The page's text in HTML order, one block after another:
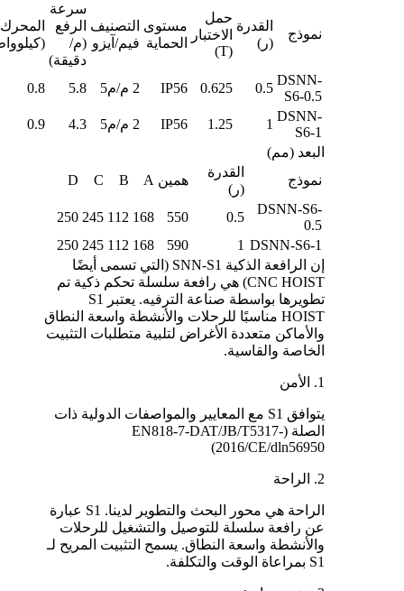
نموذج
القدرة
(ر)
حمل
الاختبار
(T)
مستوى
الحماية
التصنيف
فيم/آيزو
سرعة
الرفع
(م/
دقيقة)
المحرك
DSNN-
S6-0.5
0.5
0.625
IP56 2 م/م5 5.8
0.8
DSNN-
S6-1
1
1.25
IP56 2 م/م5 4.3
0.9
البعد (مم)
نموذج
القدرة
(ر)
همين A
B
C
D
DSNN-S6-
0.5
0.5
550
168
112
245
250
DSNN-S6-1
1
590
168
112
245
250
إن الرافعة الذكية SNN-S1 (التي تسمى أيضًا
CNC HOIST) هي رافعة سلسلة تحكم ذكية تم
تطويرها بواسطة صناعة الترفيه. يعتبر S1
HOIST مناسبًا للرحلات والأنشطة واسعة النطاق
والأماكن متعددة الأغراض لتلبية متطلبات التثبيت
الخاصة والقاسية.
1. الأمن
يتوافق S1 مع المعايير والمواصفات الدولية ذات
الصلة (EN818-7-DAT/JB/T5317-
2016/CE/dln56950)
2. الراحة
الراحة هي محور البحث والتطوير لدينا. S1 عبارة
عن رافعة سلسلة للتوصيل والتشغيل للرحلات
والأنشطة واسعة النطاق. يسمح التثبيت المريح لـ
S1 بمراعاة الوقت والتكلفة.